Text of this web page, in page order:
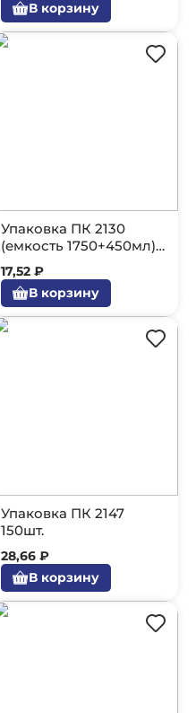
В корзину
Упаковка ПК 2130
(емкость 1750+450мл)
200шт.
17,52 ₽
В корзину
Упаковка ПК 2147
150шт.
28,66 ₽
В корзину